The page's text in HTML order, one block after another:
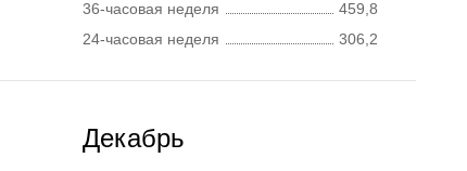
36-часовая неделя
459,8
24-часовая неделя
306,2
Декабрь